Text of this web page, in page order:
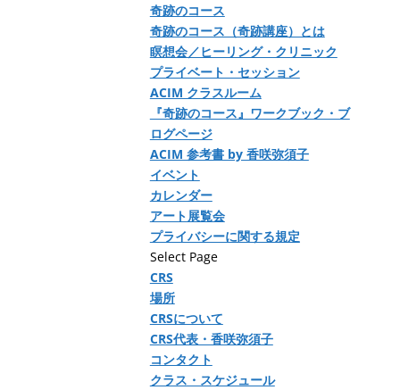
奇跡のコース
奇跡のコース（奇跡講座）とは
瞑想会／ヒーリング・クリニック
プライベート・セッション
ACIM クラスルーム
『奇跡のコース』ワークブック・ブ
ログページ
ACIM 参考書 by 香咲弥須子
イベント
カレンダー
アート展覧会
プライバシーに関する規定
Select Page
CRS
場所
CRSについて
CRS代表・香咲弥須子
コンタクト
クラス・スケジュール